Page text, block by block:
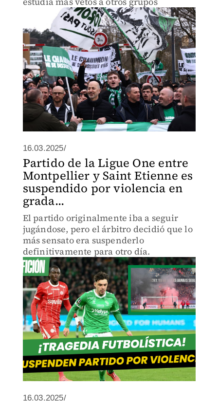
16.03.2025/
Partido de la Ligue One entre
Montpellier y Saint Etienne es
suspendido por violencia en
grada...
El partido originalmente iba a seguir
jugándose, pero el árbitro decidió que lo
más sensato era suspenderlo
definitivamente para otro día.
16.03.2025/